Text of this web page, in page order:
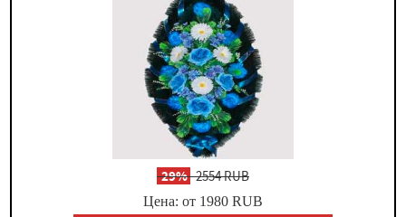
-29%2554 RUB
Цена: от 1980 RUB